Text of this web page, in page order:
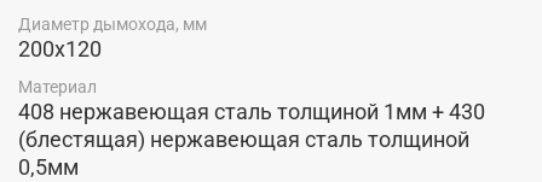
Диаметр дымохода, мм
200х120
Материал
408 нержавеющая сталь толщиной 1мм + 430
(блестящая) нержавеющая сталь толщиной
0,5мм